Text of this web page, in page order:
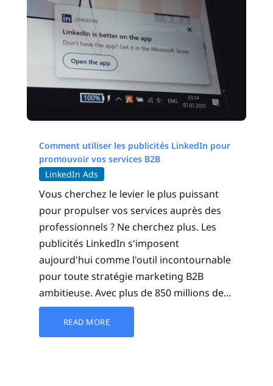
Comment utiliser les publicités LinkedIn pour
promouvoir vos services B2B
LinkedIn Ads
Vous cherchez le levier le plus puissant
pour propulser vos services auprès des
professionnels ? Ne cherchez plus. Les
publicités LinkedIn s'imposent
aujourd'hui comme l'outil incontournable
pour toute stratégie marketing B2B
ambitieuse. Avec plus de 850 millions de...
READ MORE